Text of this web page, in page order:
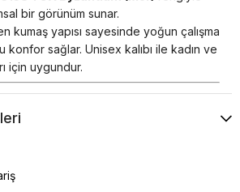
bir görünüm sunar.
kumaş yapısı sayesinde yoğun çalışma
sağlar. Unisex kalıbı ile kadın ve
için uygundur.
19-3138 TCX (Byzantium)
ve geniş scrubs kalıp
Nefes alan, terletmeyen, esnek